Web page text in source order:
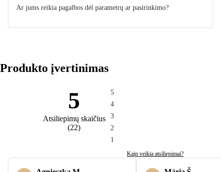
Ar jums reikia pagalbos dėl parametrų ar pasirinkimo?
Produkto įvertinimas
5
Atsiliepimų skaičius
(22)
5
4
3
2
1
Kaip veikia atsiliepimai?